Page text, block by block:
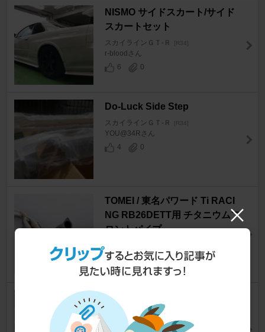
NISMO サイドスカート/サイド
スカートセット
スカイラインＧＴ‐Ｒ [R34]
r-bloodさん
6
0
Do-Luck Side Step
スカイラインＧＴ‐Ｒ [R34]
YOU@34Rさん
4
0
TOMEI / 東名パワード Ti RACI
NG RB26DETT用 チタニウムフ
ロントパイプ
スカイラインＧＴ‐Ｒ
らぃぽさん
7
BRIDGESTONE POTENZA S0
07A
スカイラインＧＴ‐Ｒ [R34]